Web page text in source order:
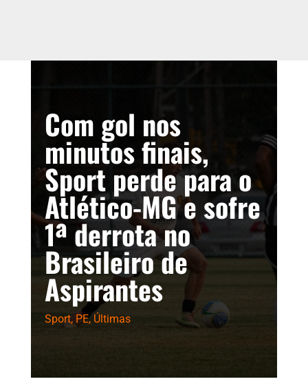
Com gol nos
minutos finais,
Sport perde para o
Atlético-MG e sofre
1ª derrota no
Brasileiro de
Aspirantes
Sport, PE, Últimas